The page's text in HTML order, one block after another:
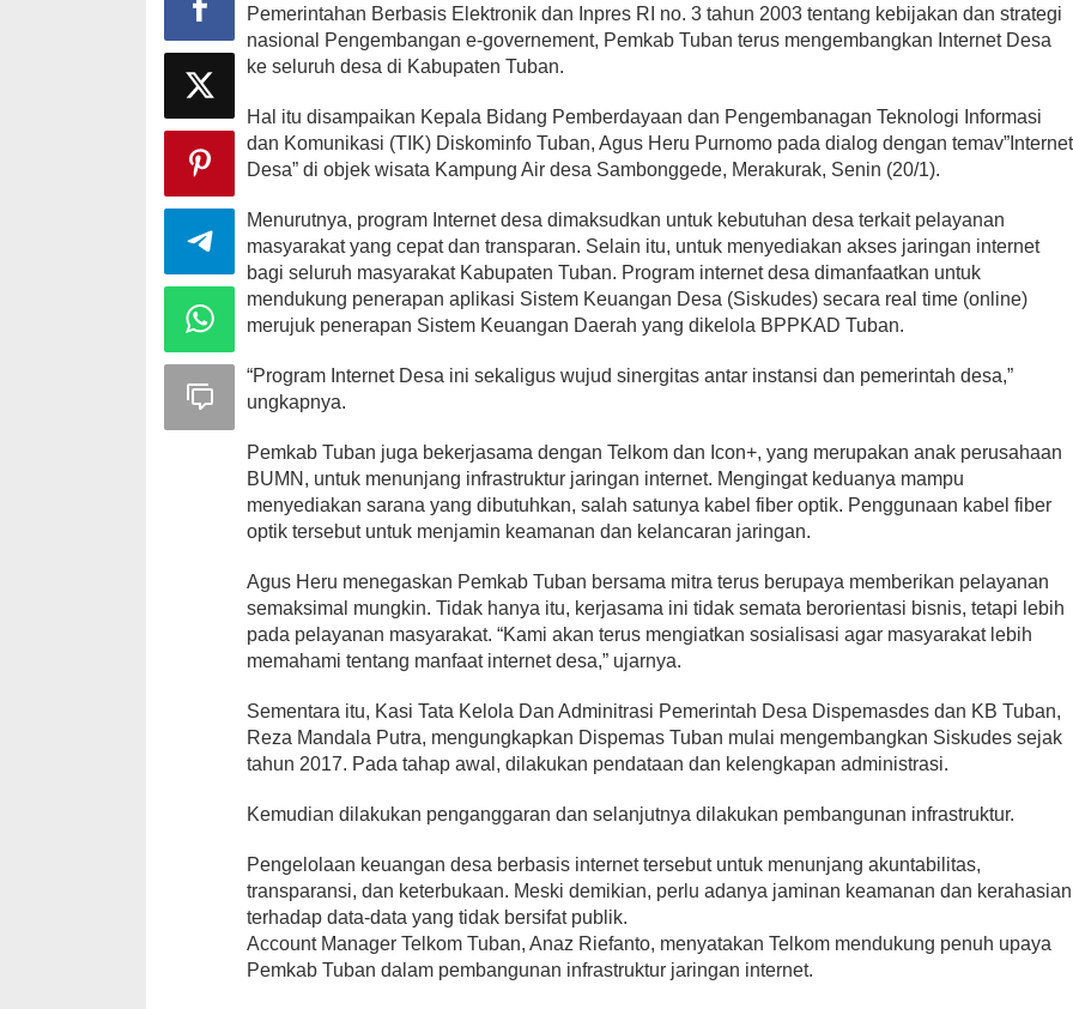
Pemerintahan Berbasis Elektronik dan Inpres RI no. 3 tahun 2003 tentang kebijakan dan strategi
nasional Pengembangan e-governement, Pemkab Tuban terus mengembangkan Internet Desa
ke seluruh desa di Kabupaten Tuban.
Hal itu disampaikan Kepala Bidang Pemberdayaan dan Pengembanagan Teknologi Informasi
dan Komunikasi (TIK) Diskominfo Tuban, Agus Heru Purnomo pada dialog dengan temav”Internet
Desa” di objek wisata Kampung Air desa Sambonggede, Merakurak, Senin (20/1).
Menurutnya, program Internet desa dimaksudkan untuk kebutuhan desa terkait pelayanan
masyarakat yang cepat dan transparan. Selain itu, untuk menyediakan akses jaringan internet
bagi seluruh masyarakat Kabupaten Tuban. Program internet desa dimanfaatkan untuk
mendukung penerapan aplikasi Sistem Keuangan Desa (Siskudes) secara real time (online)
merujuk penerapan Sistem Keuangan Daerah yang dikelola BPPKAD Tuban.
“Program Internet Desa ini sekaligus wujud sinergitas antar instansi dan pemerintah desa,”
ungkapnya.
Pemkab Tuban juga bekerjasama dengan Telkom dan Icon+, yang merupakan anak perusahaan
BUMN, untuk menunjang infrastruktur jaringan internet. Mengingat keduanya mampu
menyediakan sarana yang dibutuhkan, salah satunya kabel fiber optik. Penggunaan kabel fiber
optik tersebut untuk menjamin keamanan dan kelancaran jaringan.
Agus Heru menegaskan Pemkab Tuban bersama mitra terus berupaya memberikan pelayanan
semaksimal mungkin. Tidak hanya itu, kerjasama ini tidak semata berorientasi bisnis, tetapi lebih
pada pelayanan masyarakat. “Kami akan terus mengiatkan sosialisasi agar masyarakat lebih
memahami tentang manfaat internet desa,” ujarnya.
Sementara itu, Kasi Tata Kelola Dan Adminitrasi Pemerintah Desa Dispemasdes dan KB Tuban,
Reza Mandala Putra, mengungkapkan Dispemas Tuban mulai mengembangkan Siskudes sejak
tahun 2017. Pada tahap awal, dilakukan pendataan dan kelengkapan administrasi.
Kemudian dilakukan penganggaran dan selanjutnya dilakukan pembangunan infrastruktur.
Pengelolaan keuangan desa berbasis internet tersebut untuk menunjang akuntabilitas,
transparansi, dan keterbukaan. Meski demikian, perlu adanya jaminan keamanan dan kerahasian
terhadap data-data yang tidak bersifat publik.
Account Manager Telkom Tuban, Anaz Riefanto, menyatakan Telkom mendukung penuh upaya
Pemkab Tuban dalam pembangunan infrastruktur jaringan internet.